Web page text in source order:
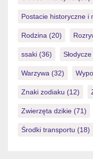
Postacie historyczne i
Rodzina (20)
ssaki (36) Słodycze
Warzywa (32)
Znaki zodiaku (12)
Zwierzęta dzikie (71)
Środki transportu (18)